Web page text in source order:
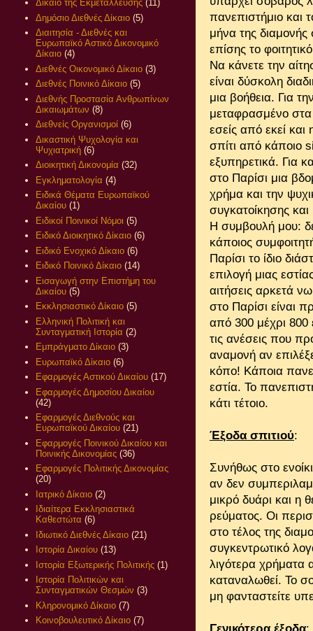
πανεπιστήμιο και
μήνα της
επίσης το
Να κάνετε την
είναι δύσκολη
μια βοήθεια. Για
μεταφρασμένο στα
εσείς από εκεί
σπίτι από κάποιο
εξυπηρετικά. Για
στο Παρίσι μια
χρήμα και την
συγκατοίκησης
Η συμβουλή μου:
κάποιος
Παρίσι το ίδιο
επιλογή μιας
αιτήσεις αρκετά
στο Παρίσι είναι
από 300 μέχρι 800
τις ανέσεις που
αναμονή αν
κόπο! Κάποια
εστία. Το
κάτι τέτοιο.
Έξοδα σπιτιού:
Συνήθως στο
αν δεν
μικρό δυάρι και η
ρεύματος. Οι
στο τέλος της
συγκεντρωτικό
λιγότερα χρήματα
καταναλωθεί. Το
μη φανταστείτε
Δίκαιο της Εκμετάλλευσης (11)
Δημόσιο Διεθνές Δίκαιο (5)
Διαιτησία - Διεθνές και
Ευρωπαϊκό Αστικό Δικονομικό
Δίκαιο (4)
Διεθνές Οικονομικό Δίκαιο (3)
Διεθνές Ποινικό Δίκαιο (5)
Διεθνής Προστασία Ανθρωπίνων
Δικαιωμάτων (8)
Διεθνείς Οργανισμοί (6)
Δικαστική Ψυχολογία και
Ψυχιατρική (6)
Διοικητική Δικονομία (32)
Εγκληματολογία (4)
Ειδικά Θέματα Ευρωπαϊκού
Δικαίου (1)
Ειδικοί Ποινικοί Νόμοι (5)
Ειδικό Διοικητικό Δίκαιο (6)
Ειδικό Ενοχικό Δίκαιο (6)
Ειδικό Ποινικό Δίκαιο (14)
Εισαγωγή στην Επιστήμη του
Δικαίου (5)
Εκκλησιαστικό Δίκαιο (5)
Ελληνική Πολιτική και
Συνταγματική Ιστορία (2)
Εμπράγματο Δίκαιο (3)
Ευρωπαϊκό Δίκαιο (6)
Εφαρμογές Αστικού Δικαίου (17)
Εφαρμογές Δημοσίου Δικαίου
(42)
Εφαρμογές Διεθνούς και
Ευρωπαϊκού Δικαίου (21)
Εφαρμογές Ποινικού Δικαίου και
Ποινικής Δικονομίας (36)
Εφαρμογές Πολιτικής Δικονομίας
(20)
Ιατρικό Δίκαιο (2)
Ιδιαίτερα Εκκλησιαστικά
Καθεστώτα (6)
Ιδιωτικό Διεθνές Δίκαιο (21)
Ιστορία Δικαίου (13)
Ιστορία Εξωτερικής Πολιτικής (1)
Ιστορία Πολιτικών και
Συνταγματικών Θεσμών (3)
Κληρονομικό Δίκαιο (7)
Κοινοβουλευτικό Δίκαιο (7)